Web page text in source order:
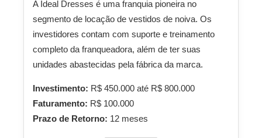
A Ideal Dresses é uma franquia pioneira no
segmento de locação de vestidos de noiva. Os
investidores contam com suporte e treinamento
completo da franqueadora, além de ter suas
unidades abastecidas pela fábrica da marca.
Investimento: R$ 450.000 até R$ 800.000
Faturamento: R$ 100.000
Prazo de Retorno: 12 meses